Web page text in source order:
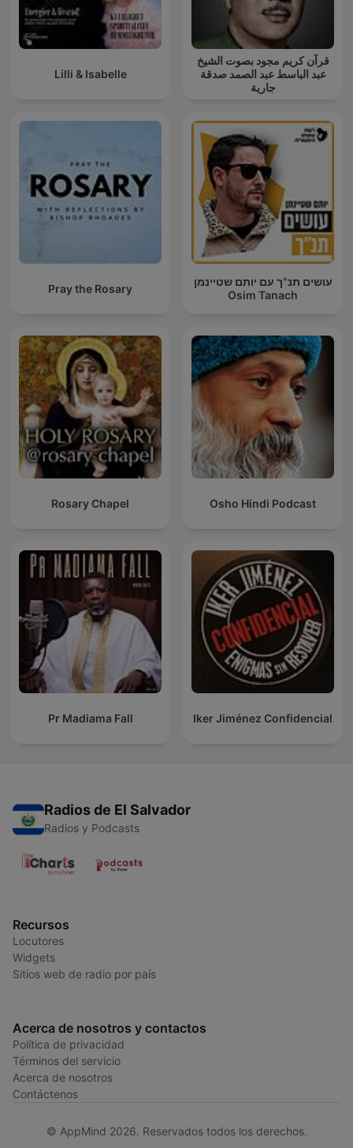
Lilli & Isabelle
قرآن كريم مجود بصوت الشيخ
عبد الباسط عبد الصمد صدقة
جارية
Pray the Rosary
עושים תנ"ך עם יותם שטיינמן
Osim Tanach
Rosary Chapel Osho Hindi Podcast
Pr Madiama Fall Iker Jiménez Confidencial
Radios de El Salvador
Radios y Podcasts
Recursos
Locutores
Widgets
Sitios web de radio por país
Acerca de nosotros y contactos
Política de privacidad
Términos del servicio
Acerca de nosotros
Contáctenos
© AppMind 2026. Reservados todos los derechos.